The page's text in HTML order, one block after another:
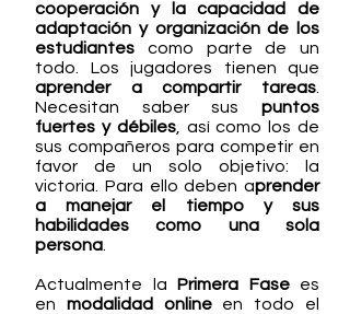
cooperación y la capacidad de
adaptación y organización de los
estudiantes como parte de un
todo. Los jugadores tienen que
aprender a compartir tareas
Necesitan saber sus puntos
fuertes y débiles, así como los de
sus compañeros para competir en
favor de un solo objetivo: la
victoria. Para ello deben aprender
a manejar el tiempo y sus
habilidades como una sola
persona
Actualmente la Primera Fasees
en modalidad online en todo el